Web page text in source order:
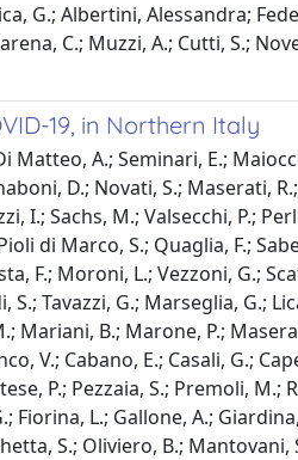
G.; Albertini, Alessandra;
C.; Muzzi, A.; Cutti, S.;
19, in Northern Italy
Matteo, A.; Seminari, E.;
D.; Novati, S.; Maserati,
I.; Sachs, M.; Valsecchi, P.;
di Marco, S.; Quaglia, F.;
F.; Moroni, L.; Vezzoni, G.;
Tavazzi, G.; Marseglia, G.;
Mariani, B.; Marone, P.;
V.; Cabano, E.; Casali, G.;
P.; Pezzaia, S.; Premoli, M.;
Fiorina, L.; Gallone, A.;
S.; Oliviero, B.; Mantovani,